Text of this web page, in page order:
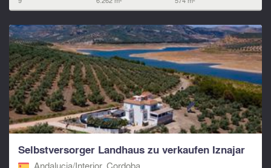
Selbstversorger Landhaus zu verkaufen Iznajar